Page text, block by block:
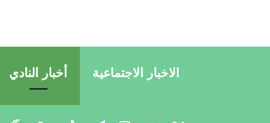
الاخبار الاجتماعية أخبار النادي